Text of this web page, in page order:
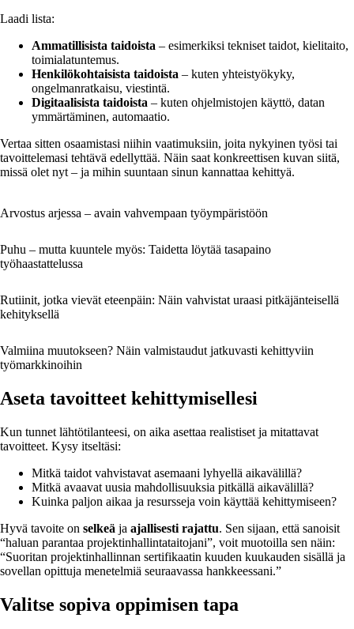
Laadi lista:
Ammatillisista taidoista – esimerkiksi tekniset taidot, kielitaito,
toimialatuntemus.
Henkilökohtaisista taidoista – kuten yhteistyökyky,
ongelmanratkaisu, viestintä.
Digitaalisista taidoista – kuten ohjelmistojen käyttö, datan
ymmärtäminen, automaatio.
Vertaa sitten osaamistasi niihin vaatimuksiin, joita nykyinen työsi tai
tavoittelemasi tehtävä edellyttää. Näin saat konkreettisen kuvan siitä,
missä olet nyt – ja mihin suuntaan sinun kannattaa kehittyä.
Arvostus arjessa – avain vahvempaan työympäristöön
Puhu – mutta kuuntele myös: Taidetta löytää tasapaino
työhaastattelussa
Rutiinit, jotka vievät eteenpäin: Näin vahvistat uraasi pitkäjänteisellä
kehityksellä
Valmiina muutokseen? Näin valmistaudut jatkuvasti kehittyviin
työmarkkinoihin
Aseta tavoitteet kehittymisellesi
Kun tunnet lähtötilanteesi, on aika asettaa realistiset ja mitattavat
tavoitteet. Kysy itseltäsi:
Mitkä taidot vahvistavat asemaani lyhyellä aikavälillä?
Mitkä avaavat uusia mahdollisuuksia pitkällä aikavälillä?
Kuinka paljon aikaa ja resursseja voin käyttää kehittymiseen?
Hyvä tavoite on selkeä ja ajallisesti rajattu. Sen sijaan, että sanoisit
“haluan parantaa projektinhallintataitojani”, voit muotoilla sen näin:
“Suoritan projektinhallinnan sertifikaatin kuuden kuukauden sisällä ja
sovellan opittuja menetelmiä seuraavassa hankkeessani.”
Valitse sopiva oppimisen tapa